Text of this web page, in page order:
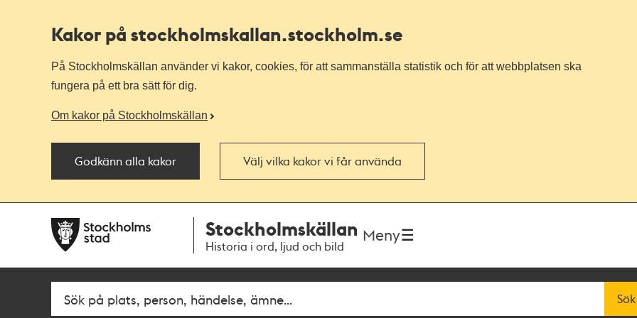
Kakor på stockholmskallan.stockholm.se
På Stockholmskällan använder vi kakor, cookies, för att sammanställa statistik och för att webbplatsen ska
fungera på ett bra sätt för dig.
Om kakor på Stockholmskällan
Godkänn alla kakor Välj vilka kakor vi får använda
navigationen
huvudinnehållet
Stockholmskällan
Historia i ord, ljud och bild
Meny
Fritextsök Sök